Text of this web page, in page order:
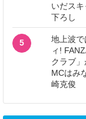
いだス
下ろし
5
地上波
ィ!
クラブ
MCはみ
崎克俊